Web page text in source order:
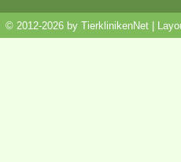
© 2012-2026 by TierklinikenNet |